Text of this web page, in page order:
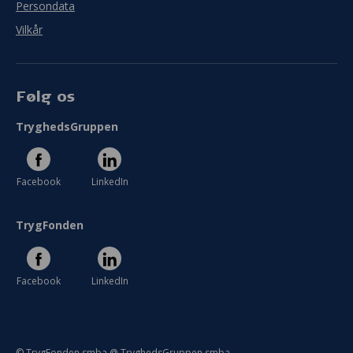
Persondata
Vilkår
Følg os
TryghedsGruppen
Facebook LinkedIn
TrygFonden
Facebook LinkedIn